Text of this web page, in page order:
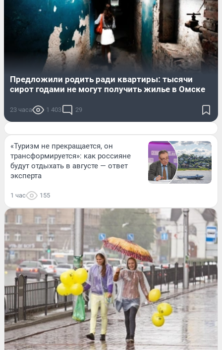
Предложили родить ради квартиры: тысячи
сирот годами не могут получить жилье в Омске
23 часа 1 403 29
«Туризм не прекращается, он
трансформируется»: как россияне
будут отдыхать в августе — ответ
эксперта
1 час 155